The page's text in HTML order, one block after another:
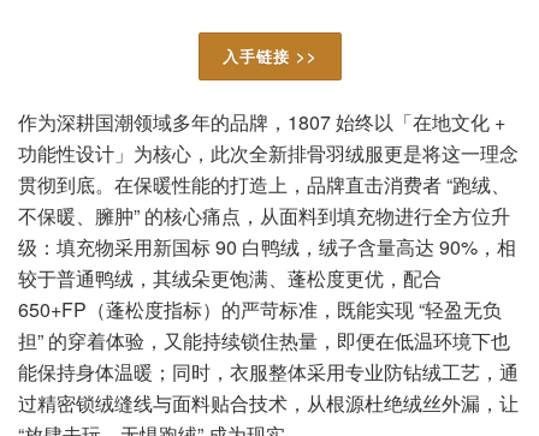
入手链接 >>
作为深耕国潮领域多年的品牌，1807 始终以「在地文化 +
功能性设计」为核心，此次全新排骨羽绒服更是将这一理念
贯彻到底。在保暖性能的打造上，品牌直击消费者 “跑绒、
不保暖、臃肿” 的核心痛点，从面料到填充物进行全方位升
级：填充物采用新国标 90 白鸭绒，绒子含量高达 90%，相
较于普通鸭绒，其绒朵更饱满、蓬松度更优，配合
650+FP（蓬松度指标）的严苛标准，既能实现 “轻盈无负
担” 的穿着体验，又能持续锁住热量，即便在低温环境下也
能保持身体温暖；同时，衣服整体采用专业防钻绒工艺，通
过精密锁绒缝线与面料贴合技术，从根源杜绝绒丝外漏，让